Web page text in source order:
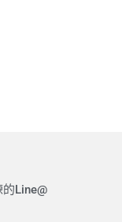
Line@